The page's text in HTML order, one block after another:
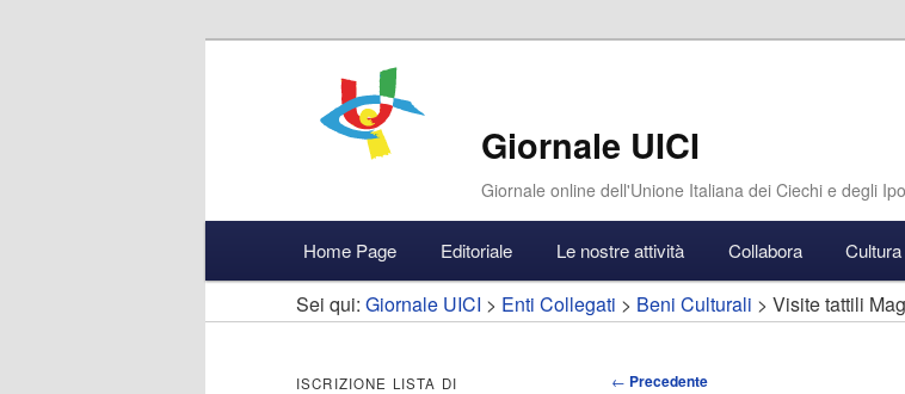
Giornale UICI
Giornale online dell'Unione Italiana dei Ciechi e degli
Vai
al
contenuto
Vai
al
contenuto
Accedi
Home Page Editoriale Le nostre attività Collabora Cultura
Sei qui: Giornale UICI > Enti Collegati > Beni Culturali > Visite tattili
Navigazione
← Precedente
ISCRIZIONE LISTA DI